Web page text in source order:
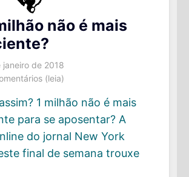
não é mais
janeiro de 2018
(leia)
1 milhão não é mais
para se aposentar? A
do jornal New York
final de semana trouxe